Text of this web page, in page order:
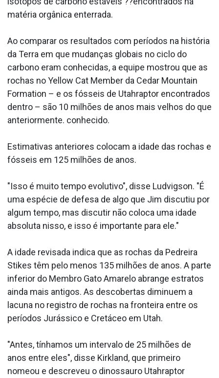
matéria orgânica enterrada.
Ao comparar os resultados com períodos na história
da Terra em que mudanças globais no ciclo do
carbono eram conhecidas, a equipe mostrou que as
rochas no Yellow Cat Member da Cedar Mountain
Formation – e os fósseis de Utahraptor encontrados
dentro – são 10 milhões de anos mais velhos do que
anteriormente. conhecido.
Estimativas anteriores colocam a idade das rochas e
fósseis em 125 milhões de anos.
"Isso é muito tempo evolutivo", disse Ludvigson. "É
uma espécie de defesa de algo que Jim discutiu por
algum tempo, mas discutir não coloca uma idade
absoluta nisso, e isso é importante para ele."
A idade revisada indica que as rochas da Pedreira
Stikes têm pelo menos 135 milhões de anos. A parte
inferior do Membro Gato Amarelo abrange estratos
ainda mais antigos. As descobertas diminuem a
lacuna no registro de rochas na fronteira entre os
períodos Jurássico e Cretáceo em Utah.
"Antes, tínhamos um intervalo de 25 milhões de
anos entre eles", disse Kirkland, que primeiro
nomeou e descreveu o dinossauro Utahraptor